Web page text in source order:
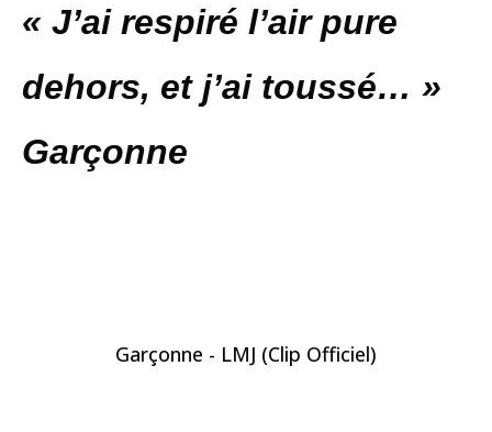
« J’ai respiré l’air pure
dehors, et j’ai toussé… »
Garçonne
Garçonne - LMJ (Clip Officiel)